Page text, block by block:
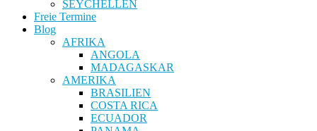
SEYCHELLEN
Freie Termine
Blog
AFRIKA
ANGOLA
MADAGASKAR
AMERIKA
BRASILIEN
COSTA RICA
ECUADOR